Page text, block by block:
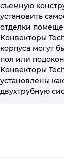
съемную
установить
отделки
Конвекторы
корпуса могут
пол или
Конвекторы
установлены
двухтрубную